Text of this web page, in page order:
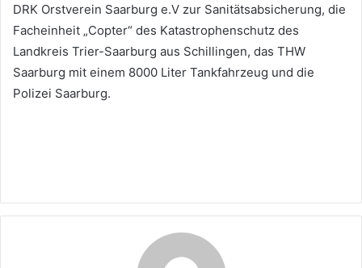
DRK Orstverein Saarburg e.V zur Sanitätsabsicherung, die
Facheinheit „Copter“ des Katastrophenschutz des
Landkreis Trier-Saarburg aus Schillingen, das THW
Saarburg mit einem 8000 Liter Tankfahrzeug und die
Polizei Saarburg.